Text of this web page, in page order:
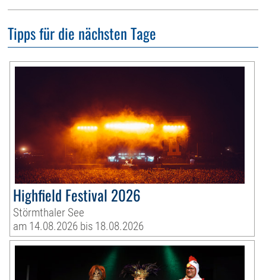
Tipps für die nächsten Tage
Highfield Festival 2026
Störmthaler See
am 14.08.2026 bis 18.08.2026